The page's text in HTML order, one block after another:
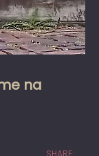
na